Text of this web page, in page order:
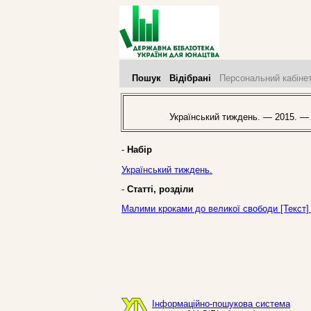
Пошук Відібрані Персональний
Український тиждень. — 2015.
- Набір
Український тиждень.
- Статті, розділи
Малими кроками до великої свободи
Інформаційно-пошукова система